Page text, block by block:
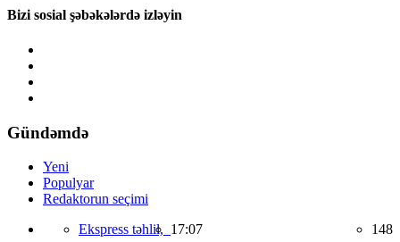
Bizi sosial şəbəkələrdə izləyin
Gündəmdə
Yeni
Populyar
Redaktorun seçimi
Ekspress təhlil, 17:07 148